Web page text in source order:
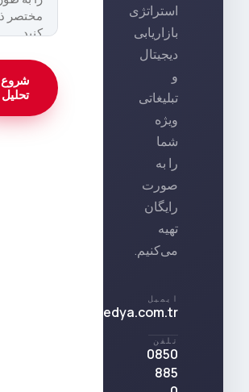
استراتژی
بازاریابی
دیجیتال
و
تبلیغاتی
ویژه
شما
را به
صورت
رایگان
تهیه
می‌کنیم.
ایمیل
destek@212medya.com.tr
تلفن
0850
885
شروع
تحلیل